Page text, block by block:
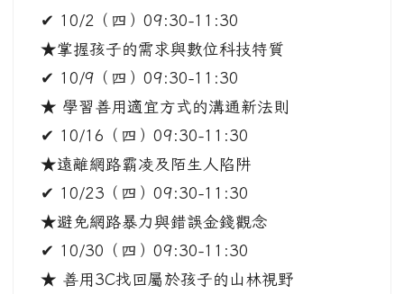
✔ 10/2（四）09:30-11:30
★掌握孩子的需求與數位科技特質
✔ 10/9（四）09:30-11:30
★ 學習善用適宜方式的溝通新法則
✔ 10/16（四）09:30-11:30
★遠離網路霸凌及陌生人陷阱
✔ 10/23（四）09:30-11:30
★避免網路暴力與錯誤金錢觀念
✔ 10/30（四）09:30-11:30
★ 善用3C找回屬於孩子的山林視野